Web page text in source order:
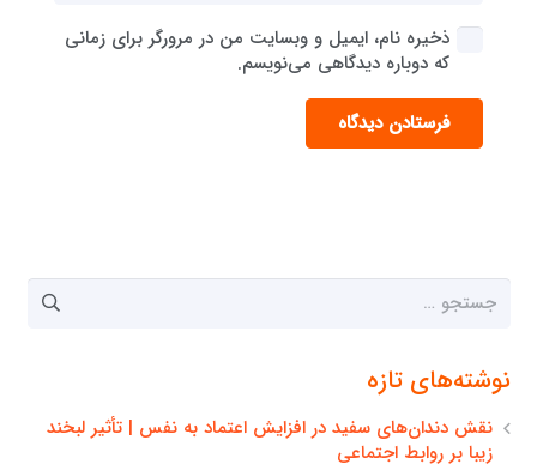
ذخیره نام، ایمیل و وبسایت من در مرورگر برای زمانی
که دوباره دیدگاهی می‌نویسم.
فرستادن دیدگاه
جستجو
نوشته‌های تازه
نقش دندان‌های سفید در افزایش اعتماد به نفس | تأثیر لبخند
زیبا بر روابط اجتماعی